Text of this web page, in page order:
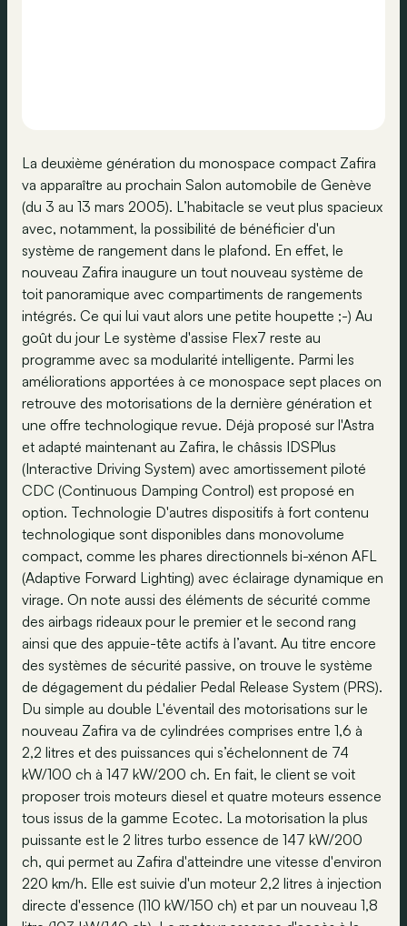
La deuxième génération du monospace compact Zafira
va apparaître au prochain Salon automobile de Genève
(du 3 au 13 mars 2005). L’habitacle se veut plus spacieux
avec, notamment, la possibilité de bénéficier d'un
système de rangement dans le plafond. En effet, le
nouveau Zafira inaugure un tout nouveau système de
toit panoramique avec compartiments de rangements
intégrés. Ce qui lui vaut alors une petite houpette ;-) Au
goût du jour Le système d'assise Flex7 reste au
programme avec sa modularité intelligente. Parmi les
améliorations apportées à ce monospace sept places on
retrouve des motorisations de la dernière génération et
une offre technologique revue. Déjà proposé sur l'Astra
et adapté maintenant au Zafira, le châssis IDSPlus
(Interactive Driving System) avec amortissement piloté
CDC (Continuous Damping Control) est proposé en
option. Technologie D'autres dispositifs à fort contenu
technologique sont disponibles dans monovolume
compact, comme les phares directionnels bi-xénon AFL
(Adaptive Forward Lighting) avec éclairage dynamique en
virage. On note aussi des éléments de sécurité comme
des airbags rideaux pour le premier et le second rang
ainsi que des appuie-tête actifs à l’avant. Au titre encore
des systèmes de sécurité passive, on trouve le système
de dégagement du pédalier Pedal Release System (PRS).
Du simple au double L'éventail des motorisations sur le
nouveau Zafira va de cylindrées comprises entre 1,6 à
2,2 litres et des puissances qui s’échelonnent de 74
kW/100 ch à 147 kW/200 ch. En fait, le client se voit
proposer trois moteurs diesel et quatre moteurs essence
tous issus de la gamme Ecotec. La motorisation la plus
puissante est le 2 litres turbo essence de 147 kW/200
ch, qui permet au Zafira d'atteindre une vitesse d'environ
220 km/h. Elle est suivie d'un moteur 2,2 litres à injection
directe d'essence (110 kW/150 ch) et par un nouveau 1,8